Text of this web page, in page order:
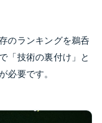
のランキングを鵜呑
「技術の裏付け」と
必要です。